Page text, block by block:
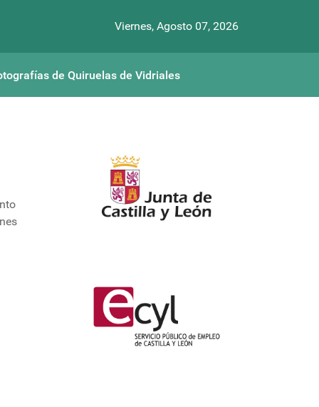
Viernes, Agosto 07, 2026
de Quiruelas de Vidriales